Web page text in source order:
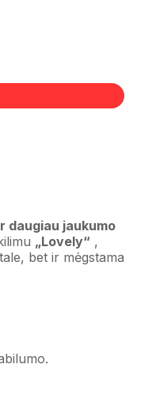
daugiau jaukumo
„Lovely“ ,
bet ir mėgstama